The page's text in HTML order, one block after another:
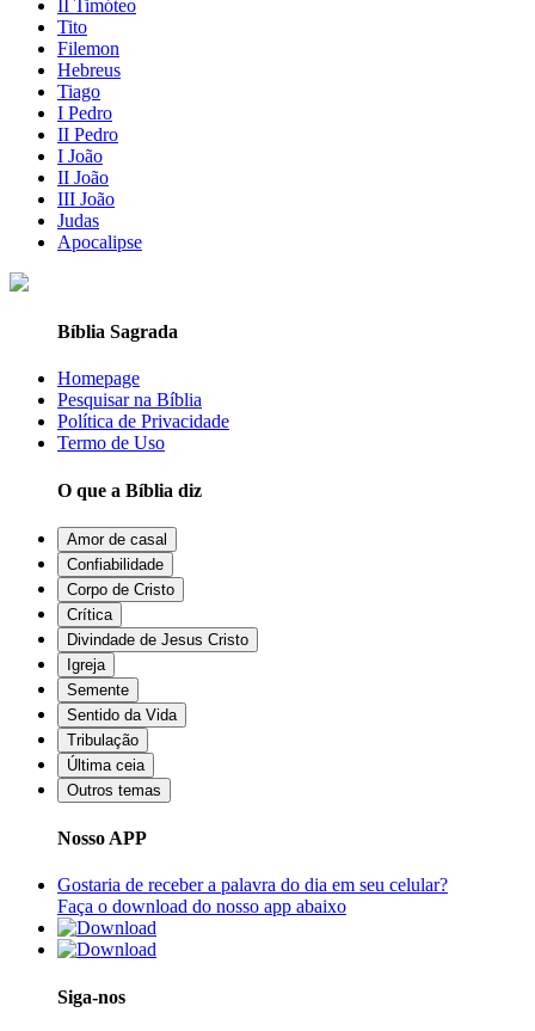
II Timóteo
Tito
Filemon
Hebreus
Tiago
I Pedro
II Pedro
I João
II João
III João
Judas
Apocalipse
Bíblia Sagrada
Homepage
Pesquisar na Bíblia
Política de Privacidade
Termo de Uso
O que a Bíblia diz
Amor de casal
Confiabilidade
Corpo de Cristo
Crítica
Divindade de Jesus Cristo
Igreja
Semente
Sentido da Vida
Tribulação
Última ceia
Outros temas
Nosso APP
Gostaria de receber a palavra do dia em seu celular?
Faça o download do nosso app abaixo
Siga-nos